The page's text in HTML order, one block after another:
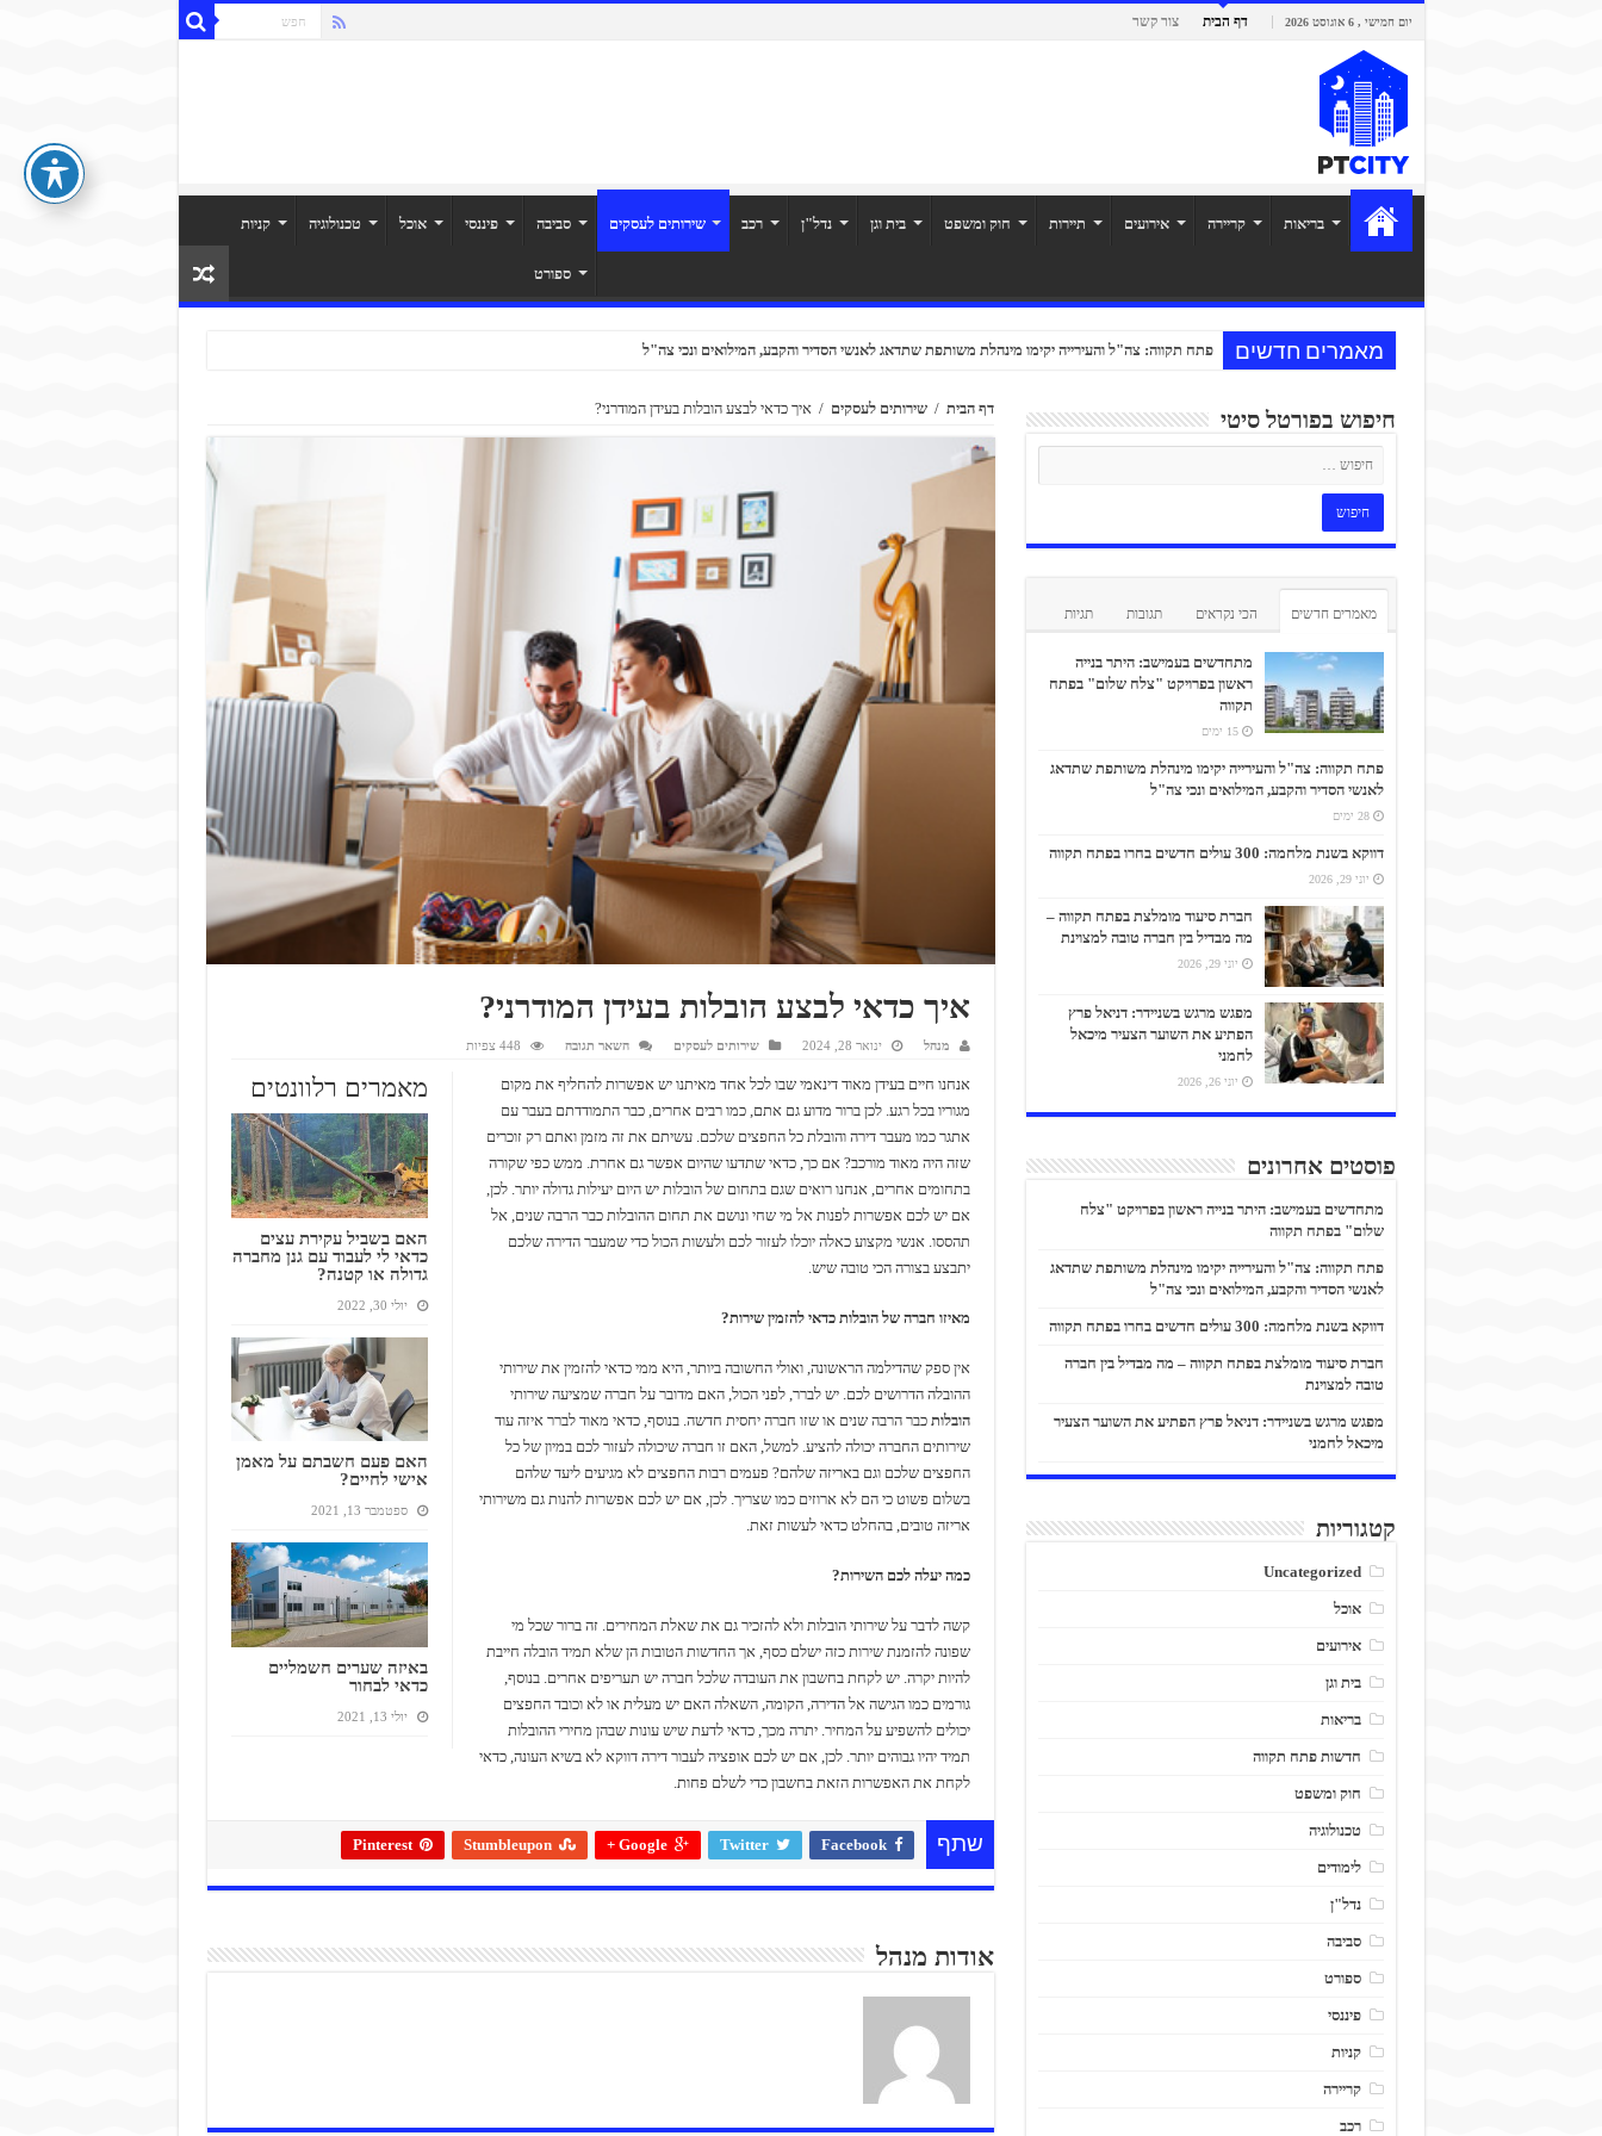
יום חמישי , 6 אוגוסט 2026 דף הבית צור קשר
בריאות קריירה אירועים תיירות חוק ומשפט בית וגן נדל"ן רכב שירותים לעסקים סביבה פיננסי אוכל טכנולוגיה קניות
ספורט
מאמרים חדשים פתח תקווה: צה"ל והעירייה יקימו מינהלת משותפת שתדאג לאנשי הסדיר והקבע, המילואים ונכי צה"ל
דף הבית / שירותים לעסקים / איך כדאי לבצע הובלות בעידן המודרני?
איך כדאי לבצע הובלות בעידן המודרני?
מנהל ינואר 28, 2024 שירותים לעסקים השאר תגובה 448 צפיות
מאמרים רלוונטים
האם בשביל עקירת עצים
כדאי לי לעבוד עם גנן מחברה
גדולה או קטנה?
יולי 30, 2022
האם פעם חשבתם על מאמן
אישי לחיים?
ספטמבר 13, 2021
באיזה שערים חשמליים
כדאי לבחור
יולי 13, 2021
אנחנו חיים בעידן מאוד דינאמי שבו לכל אחד מאיתנו יש אפשרות להחליף את מקום
מגוריו בכל רגע. לכן ברור מדוע גם אתם, כמו רבים אחרים, כבר התמודדתם בעבר עם
אתגר כמו מעבר דירה והובלת כל החפצים שלכם. עשיתם את זה מזמן ואתם רק זוכרים
שזה היה מאוד מורכב? אם כך, כדאי שתדעו שהיום אפשר גם אחרת. ממש כפי שקורה
בתחומים אחרים, אנחנו רואים שגם בתחום של הובלות יש היום יעילות גדולה יותר. לכן,
אם יש לכם אפשרות לפנות אל מי שחי ונושם את תחום ההובלות כבר הרבה שנים, אל
תהססו. אנשי מקצוע כאלה יוכלו לעזור לכם ולעשות הכול כדי שמעבר הדירה שלכם
יתבצע בצורה הכי טובה שיש.
מאיזו חברה של הובלות כדאי להזמין שירות?
אין ספק שהדילמה הראשונה, ואולי החשובה ביותר, היא ממי כדאי להזמין את שירותי
ההובלה הדרושים לכם. יש לברר, לפני הכול, האם מדובר על חברה שמציעה שירותי
הובלות כבר הרבה שנים או שזו חברה יחסית חדשה. בנוסף, כדאי מאוד לברר איזה עוד
שירותים החברה יכולה להציע. למשל, האם זו חברה שיכולה לעזור לכם במיון של כל
החפצים שלכם וגם באריזה שלהם? פעמים רבות החפצים לא מגיעים ליעד שלהם
בשלום פשוט כי הם לא ארוזים כמו שצריך. לכן, אם יש לכם אפשרות להנות גם משירותי
אריזה טובים, בהחלט כדאי לעשות זאת.
כמה יעלה לכם השירות?
קשה לדבר על שירותי הובלות ולא להזכיר גם את שאלת המחירים. זה ברור שכל מי
שפונה להזמנת שירות כזה ישלם כסף, אך החדשות הטובות הן שלא תמיד הובלה חייבת
להיות יקרה. יש לקחת בחשבון את העובדה שלכל חברה יש תעריפים אחרים. בנוסף,
גורמים כמו הגישה אל הדירה, הקומה, השאלה האם יש מעלית או לא וכובד החפצים
יכולים להשפיע על המחיר. יתרה מכך, כדאי לדעת שיש עונות שבהן מחירי ההובלות
תמיד יהיו גבוהים יותר. לכן, אם יש לכם אופציה לעבור דירה דווקא לא בשיא העונה, כדאי
לקחת את האפשרות הזאת בחשבון כדי לשלם פחות.
שתף Facebook
Twitter
Google +
Stumbleupon
Pinterest
אודות מנהל
חיפוש בפורטל סיטי
מאמרים חדשים הכי נקראים תגובות תגיות
מתחדשים בעמישב: היתר בנייה
ראשון בפרויקט "צלח שלום" בפתח
תקווה
15 ימים
פתח תקווה: צה"ל והעירייה יקימו מינהלת משותפת שתדאג
לאנשי הסדיר והקבע, המילואים ונכי צה"ל
28 ימים
דווקא בשנת מלחמה: 300 עולים חדשים בחרו בפתח תקווה
יוני 29, 2026
חברת סיעוד מומלצת בפתח תקווה –
מה מבדיל בין חברה טובה למצוינת
יוני 29, 2026
מפגש מרגש בשניידר: דניאל פרץ
הפתיע את השוער הצעיר מיכאל
לחמני
יוני 26, 2026
פוסטים אחרונים
מתחדשים בעמישב: היתר בנייה ראשון בפרויקט "צלח
שלום" בפתח תקווה
פתח תקווה: צה"ל והעירייה יקימו מינהלת משותפת שתדאג
לאנשי הסדיר והקבע, המילואים ונכי צה"ל
דווקא בשנת מלחמה: 300 עולים חדשים בחרו בפתח תקווה
חברת סיעוד מומלצת בפתח תקווה – מה מבדיל בין חברה
טובה למצוינת
מפגש מרגש בשניידר: דניאל פרץ הפתיע את השוער הצעיר
מיכאל לחמני
קטגוריות
Uncategorized
אוכל
אירועים
בית וגן
בריאות
חדשות פתח תקווה
חוק ומשפט
טכנולוגיה
לימודים
נדל"ן
סביבה
ספורט
פיננסי
קניות
קריירה
רכב